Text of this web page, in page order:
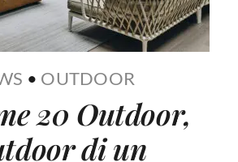
• OUTDOOR
20 Outdoor,
di un